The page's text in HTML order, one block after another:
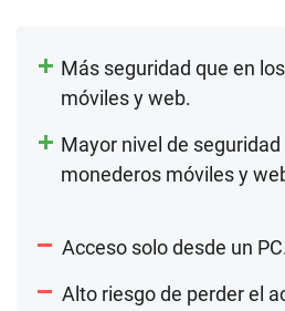
Más seguridad que en
móviles y web.
Mayor nivel de
monederos móviles y
Acceso solo desde un
Alto riesgo de perder el